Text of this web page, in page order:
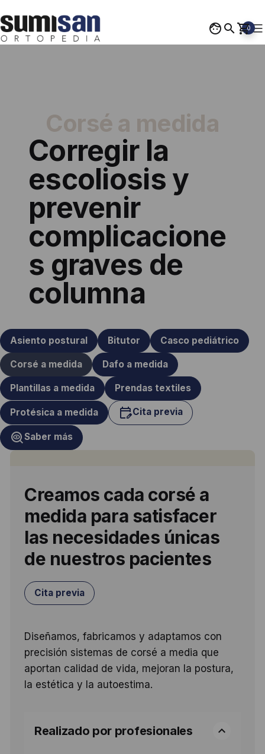
al
contenido
0
Corsé a medida
Corregir la
escoliosis y
prevenir
complicacione
s graves de
columna
Asiento postural Bitutor Casco pediátrico
Corsé a medida Dafo a medida
Plantillas a medida Prendas textiles
Protésica a medida Cita previa
Saber más
Creamos cada corsé a
medida para satisfacer
las necesidades únicas
de nuestros pacientes
Cita previa
Diseñamos, fabricamos y adaptamos con
precisión sistemas de corsé a media que
aportan calidad de vida, mejoran la postura,
la estética y la autoestima.
Realizado por profesionales